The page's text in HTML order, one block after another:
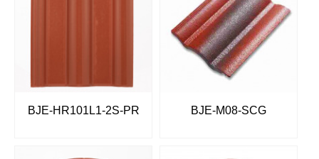
BJE-HR101L1-2S-PR BJE-M08-SCG